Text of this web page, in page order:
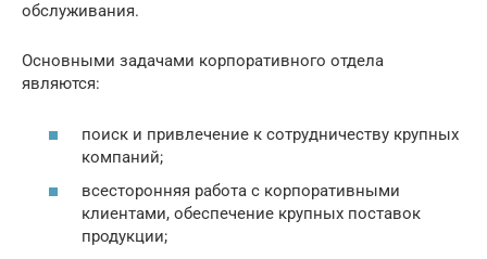
обслуживания.
Основными задачами корпоративного отдела
являются:
поиск и привлечение к сотрудничеству крупных
компаний;
всесторонняя работа с корпоративными
клиентами, обеспечение крупных поставок
продукции;